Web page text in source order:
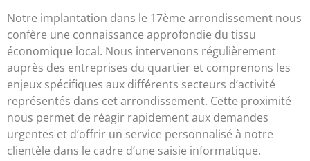
Notre implantation dans le 17ème arrondissement nous
confère une connaissance approfondie du tissu
économique local. Nous intervenons régulièrement
auprès des entreprises du quartier et comprenons les
enjeux spécifiques aux différents secteurs d’activité
représentés dans cet arrondissement. Cette proximité
nous permet de réagir rapidement aux demandes
urgentes et d’offrir un service personnalisé à notre
clientèle dans le cadre d’une saisie informatique.